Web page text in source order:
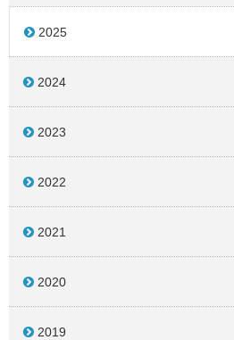
2025
2024
2023
2022
2021
2020
2019